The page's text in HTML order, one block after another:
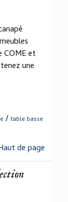
COME et
une
/ table basse
de page